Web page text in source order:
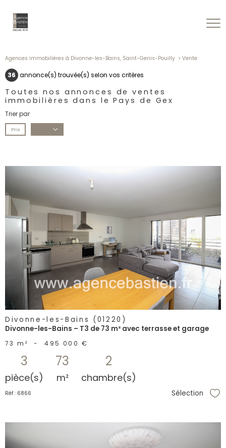
Agences immobilières à Divonne-les-Bains, Saint-Genis-Pouilly Vente
36 annonce(s) trouvée(s) selon vos critères
Toutes nos annonces de ventes
immobilières dans le Pays de Gex
Trier par
Prix
voir le
bien
Divonne-les-Bains (01220)
Divonne-les-Bains – T3 de 73 m² avec terrasse et garage
73 m² - 495 000 €
3
pièce(s)
73
m²
2
chambre(s)
Réf : 6866 Sélection